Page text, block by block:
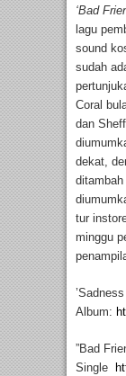
‘Bad
lagu
sound
sudah
Coral
dan
dekat,
tur
minggu
Album:
”Bad
Single